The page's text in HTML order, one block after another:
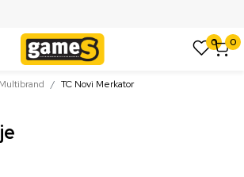
0 0
Multibrand TC Novi Merkator